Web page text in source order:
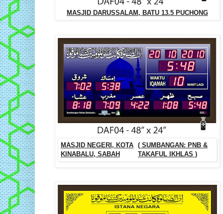
MASJID DARUSSALAM, BATU 13.5 PUCHONG
MASJID NEGERI, KOTA
KINABALU, SABAH
( SUMBANGAN: PNB &
TAKAFUL IKHLAS )